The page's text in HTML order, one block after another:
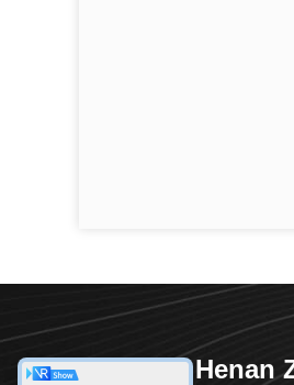
Henan